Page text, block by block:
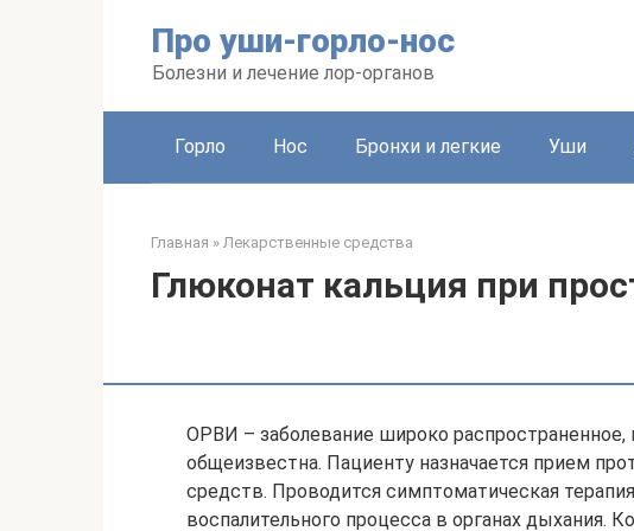
Про уши-горло-нос
Болезни и лечение лор-органов
Горло Нос Бронхи и легкие Уши
Главная » Лекарственные средства
Глюконат кальция при
ОРВИ – заболевание широко распространенное,
общеизвестна. Пациенту назначается прием
средств. Проводится симптоматическая
воспалительного процесса в органах дыхания.